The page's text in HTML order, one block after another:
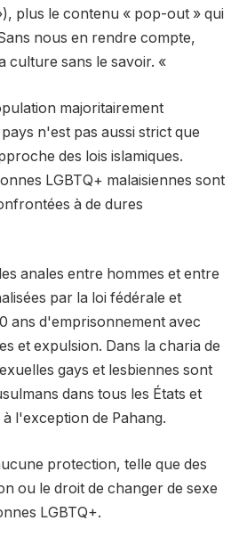
plus le contenu « pop-out » qui
nous en rendre compte,
culture sans le savoir. «
majoritairement
n'est pas aussi strict que
des lois islamiques.
LGBTQ+ malaisiennes sont
à de dures
anales entre hommes et entre
par la loi fédérale et
ans d'emprisonnement avec
et expulsion. Dans la charia de
gays et lesbiennes sont
dans tous les États et
l'exception de Pahang.
protection, telle que des
ou le droit de changer de sexe
LGBTQ+.